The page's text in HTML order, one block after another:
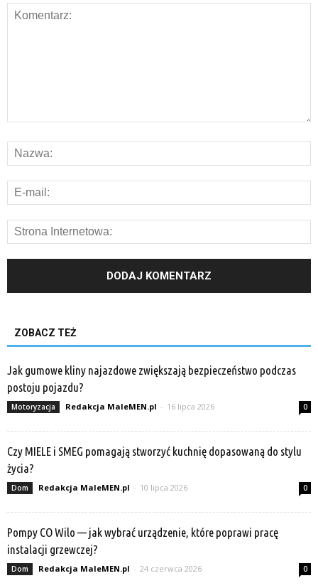
ZOBACZ TEŻ
Jak gumowe kliny najazdowe zwiększają bezpieczeństwo podczas
postoju pojazdu?
Motoryzacja Redakcja MaleMEN.pl - 16 lipca 2026 0
Czy MIELE i SMEG pomagają stworzyć kuchnię dopasowaną do stylu
życia?
Dom Redakcja MaleMEN.pl - 10 lipca 2026 0
Pompy CO Wilo — jak wybrać urządzenie, które poprawi pracę
instalacji grzewczej?
Dom Redakcja MaleMEN.pl - 24 czerwca 2026 0